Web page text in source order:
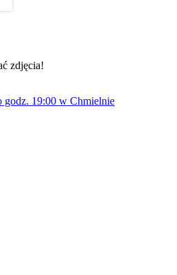
zdjęcia!
godz. 19:00 w Chmielnie